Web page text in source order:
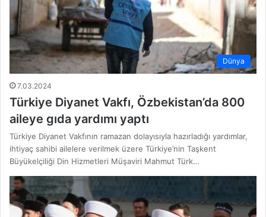
Dünya
7.03.2024
Türkiye Diyanet Vakfı, Özbekistan’da 800
aileye gıda yardımı yaptı
Türkiye Diyanet Vakfının ramazan dolayısıyla hazırladığı yardımlar,
ihtiyaç sahibi ailelere verilmek üzere Türkiye’nin Taşkent
Büyükelçiliği Din Hizmetleri Müşaviri Mahmut Türk…